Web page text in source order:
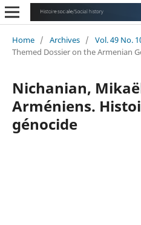
Home / Archives / Vol. 49 No.
Themed Dossier on the Armenian
Nichanian,
Arméniens.
génocide